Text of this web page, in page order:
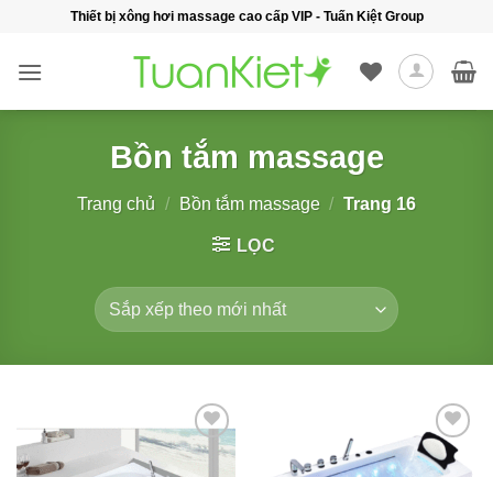
nội
Thiết bị xông hơi massage cao cấp VIP - Tuấn Kiệt Group
Bồn tắm massage
Trang chủ / Bồn tắm massage / Trang 16
LỌC
Add to
Add to
wishlist